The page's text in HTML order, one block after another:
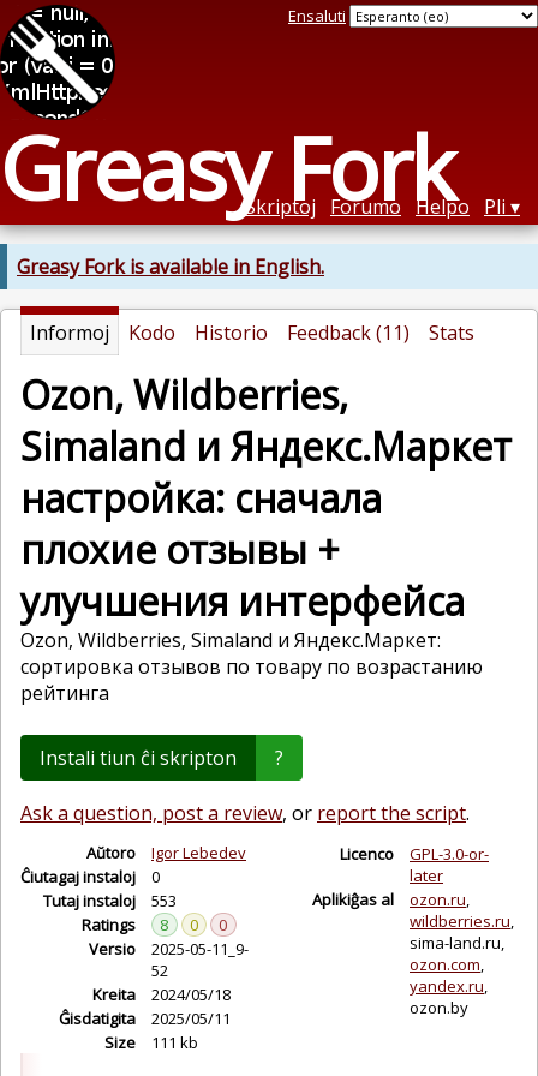
Greasy Fork
Ensaluti
Skriptoj Forumo Helpo Pli
Greasy Fork is available in English.
Informoj Kodo Historio Feedback (11) Stats
Ozon, Wildberries,
Simaland и Яндекс.Маркет
настройка: сначала
плохие отзывы +
улучшения интерфейса
Ozon, Wildberries, Simaland и Яндекс.Маркет:
сортировка отзывов по товару по возрастанию
рейтинга
Instali tiun ĉi skripton ?
Ask a question, post a review, or report the script.
Aŭtoro
Igor Lebedev
Ĉiutagaj instaloj
0
Tutaj instaloj
553
Ratings
8 0
0
Versio
2025-05-11_9-
52
Kreita
2024/05/18
Ĝisdatigita
2025/05/11
Size
111 kb
Licenco
GPL-3.0-or-
later
Aplikiĝas al
ozon.ru
wildberries.ru
sima-land.ru
ozon.com
yandex.ru
ozon.by